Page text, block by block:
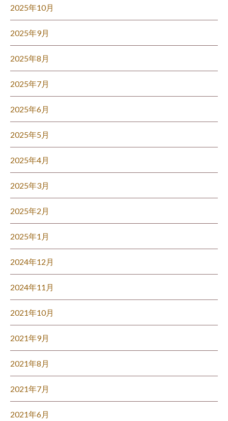
2025年10月
2025年9月
2025年8月
2025年7月
2025年6月
2025年5月
2025年4月
2025年3月
2025年2月
2025年1月
2024年12月
2024年11月
2021年10月
2021年9月
2021年8月
2021年7月
2021年6月